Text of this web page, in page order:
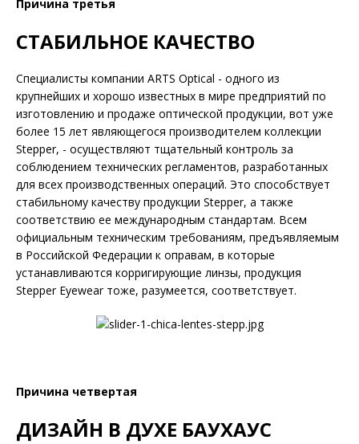
Причина третья
СТАБИЛЬНОЕ КАЧЕСТВО
Специалисты компании ARTS Optical - одного из
крупнейших и хорошо известных в мире предприятий по
изготовлению и продаже оптической продукции, вот уже
более 15 лет являющегося производителем коллекции
Stepper, - осуществляют тщательный контроль за
соблюдением технических регламентов, разработанных
для всех производственных операций. Это способствует
стабильному качеству продукции Stepper, а также
соответствию ее международным стандартам. Всем
официальным техническим требованиям, предъявляемым
в Российской Федерации к оправам, в которые
устанавливаются корригирующие линзы, продукция
Stepper Eyewear тоже, разумеется, соответствует.
Причина четвертая
ДИЗАЙН В ДУХЕ БАУХАУС